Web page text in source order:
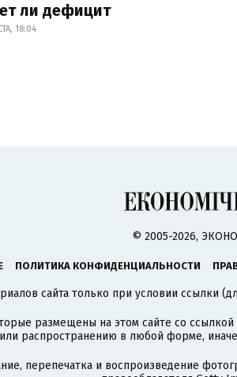
ли дефицит
18:04
© 2005-2026,
ПОЛИТИКА КОНФИДЕНЦИАЛЬНОСТИ
сайта только при условии ссылки
размещены на этом сайте со ссылкой
распространению в любой форме,
перепечатка и воспроизведение